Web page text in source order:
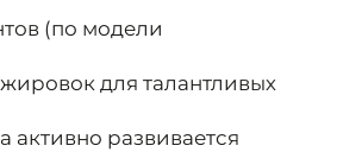
(по модели
для талантливых
активно развивается